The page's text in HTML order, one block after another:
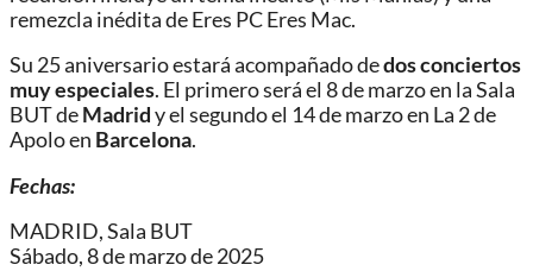
remezcla inédita de Eres PC Eres Mac.
Su 25 aniversario estará acompañado dedos conciertos
muy especiales. El primero será el 8 de marzo en la Sala
BUT deMadridy el segundo el 14 de marzo en La 2 de
Apolo en Barcelona.
Fechas:
MADRID, Sala BUT
Sábado, 8 de marzo de 2025